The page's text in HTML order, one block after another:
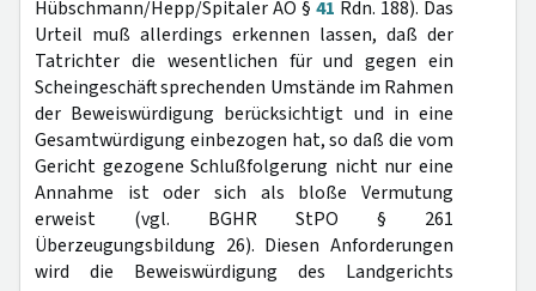
Hübschmann/Hepp/Spitaler AO § 41 Rdn. 188). Das
Urteil muß allerdings erkennen lassen, daß der
Tatrichter die wesentlichen für und gegen ein
Scheingeschäft sprechenden Umstände im Rahmen
der Beweiswürdigung berücksichtigt und in eine
Gesamtwürdigung einbezogen hat, so daß die vom
Gericht gezogene Schlußfolgerung nicht nur eine
Annahme ist oder sich als bloße Vermutung
erweist (vgl. BGHR StPO § 261
Überzeugungsbildung 26). Diesen Anforderungen
wird die Beweiswürdigung des Landgerichts